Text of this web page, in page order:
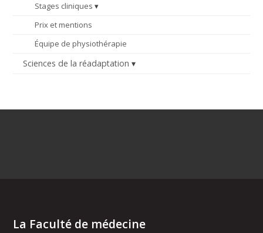
Stages cliniques
Prix et mentions
Équipe de physiothérapie
Sciences de la réadaptation
La Faculté de médecine